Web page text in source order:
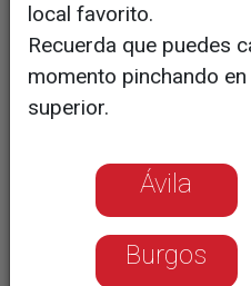
local favorito.
Recuerda que puedes
momento pinchando
superior.
Ávila
Burgos